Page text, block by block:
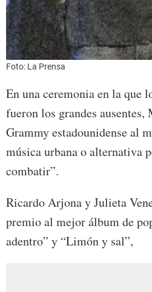
Foto: La Prensa
En una ceremonia en la que
fueron los grandes ausentes,
Grammy estadounidense al
música urbana o alternativa
combatir”.
Ricardo Arjona y Julieta
premio al mejor álbum de
adentro” y “Limón y sal”,